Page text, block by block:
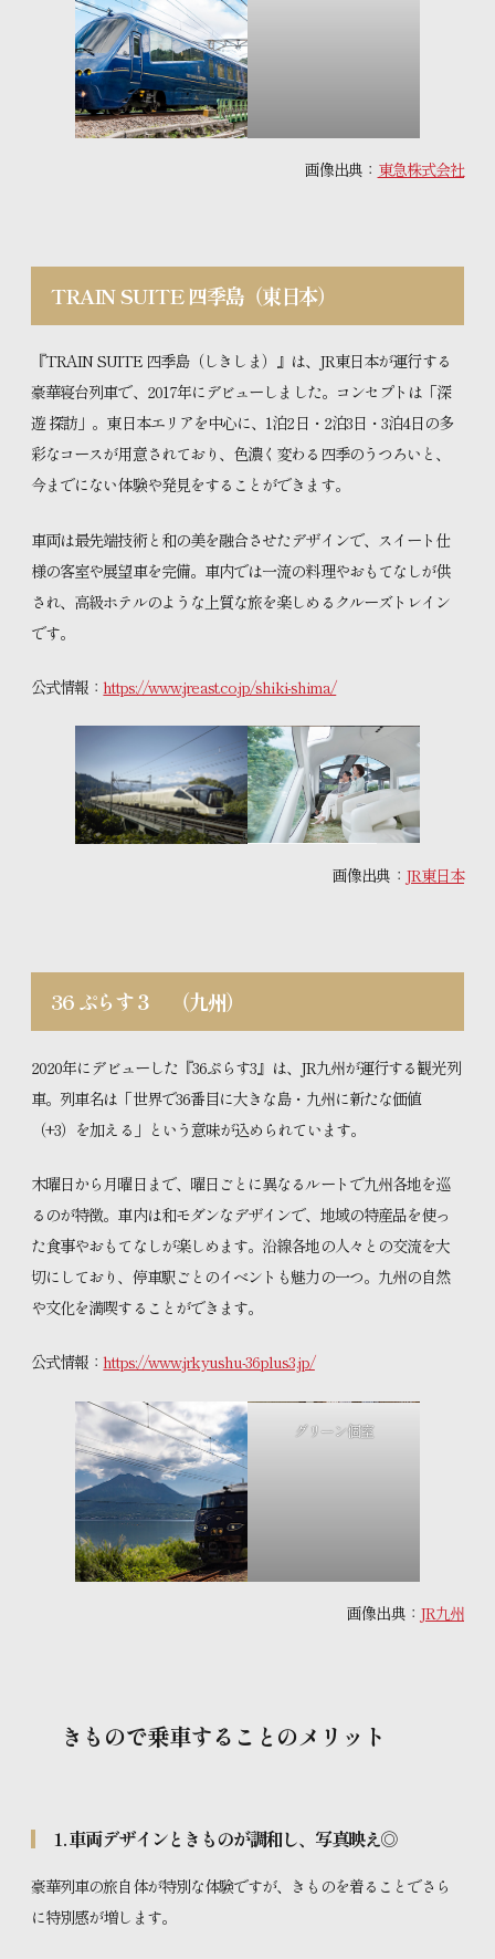
画像出典： 東急株式会社
TRAIN SUITE 四季島（東日本）
『TRAIN SUITE 四季島（しきしま）』は、JR東日本が運行する
豪華寝台列車で、2017年にデビューしました。コンセプトは「深
遊 探訪」。東日本エリアを中心に、1泊2日・2泊3日・3泊4日の多
彩なコースが用意されており、色濃く変わる四季のうつろいと、
今までにない体験や発見をすることができます。
車両は最先端技術と和の美を融合させたデザインで、スイート仕
様の客室や展望車を完備。車内では一流の料理やおもてなしが供
され、高級ホテルのような上質な旅を楽しめるクルーズトレイン
です。
公式情報：https://www.jreast.co.jp/shiki-shima/
画像出典： JR東日本
36 ぷらす３ （九州）
2020年にデビューした『36ぷらす3』は、JR九州が運行する観光列
車。列車名は「世界で36番目に大きな島・九州に新たな価値
（+3）を加える」という意味が込められています。
木曜日から月曜日まで、曜日ごとに異なるルートで九州各地を巡
るのが特徴。車内は和モダンなデザインで、地域の特産品を使っ
た食事やおもてなしが楽しめます。沿線各地の人々との交流を大
切にしており、停車駅ごとのイベントも魅力の一つ。九州の自然
や文化を満喫することができます。
公式情報：https://www.jrkyushu-36plus3.jp/
グリーン個室
画像出典： JR九州
きもので乗車することのメリット
1. 車両デザインときものが調和し、写真映え◎
豪華列車の旅自体が特別な体験ですが、きものを着ることでさら
に特別感が増します。